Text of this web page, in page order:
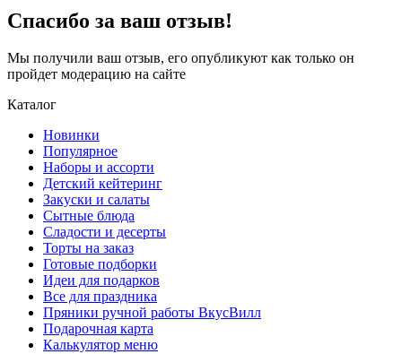
Спасибо за ваш отзыв!
Мы получили ваш отзыв, его опубликуют как только он
пройдет модерацию на сайте
Каталог
Новинки
Популярное
Наборы и ассорти
Детский кейтеринг
Закуски и салаты
Сытные блюда
Сладости и десерты
Торты на заказ
Готовые подборки
Идеи для подарков
Все для праздника
Пряники ручной работы ВкусВилл
Подарочная карта
Калькулятор меню